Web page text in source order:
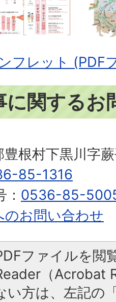
フレット (PDF
に関するお
根村下黒川字
85-1316
0536-85-
のお問い合わせ
ファイルを閲
（Acrobat
い方は、左記の